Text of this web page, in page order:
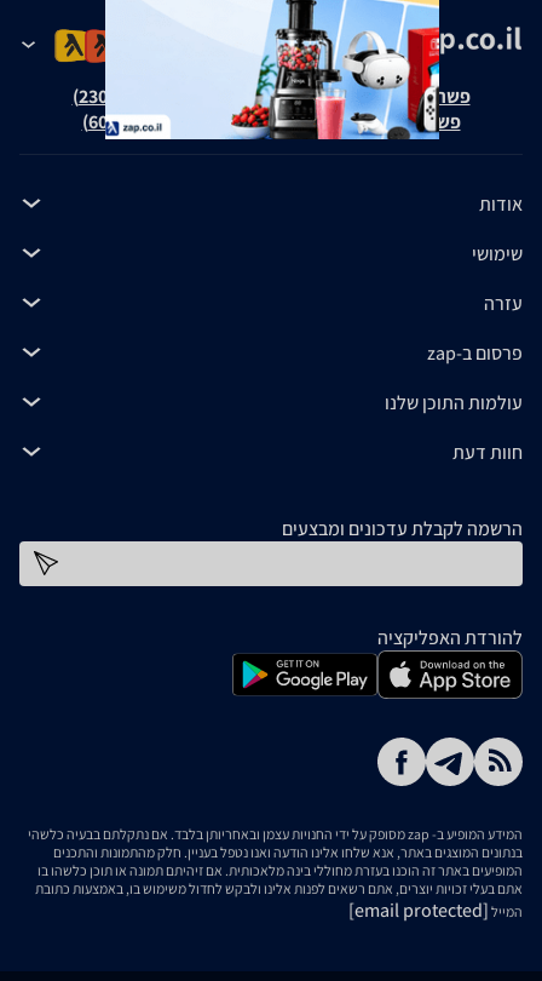
פשרה בת"צ אבנצ'יק נ' זאפ גרופ (ת"צ 23008-08-20)
פשרה בת"צ כהנים נ' זאפ גרופ (ת"צ 60371-12-19)
אודות
שימושי
עזרה
פרסום ב-zap
עולמות התוכן שלנו
חוות דעת
הרשמה לקבלת עדכונים ומבצעים
להורדת האפליקציה
המידע המופיע ב- zap מסופק על ידי החנויות עצמן ובאחריותן בלבד. אם נתקלתם בבעיה כלשהי
בנתונים המוצגים באתר, אנא שלחו אלינו הודעה ואנו נטפל בעניין. חלק מהתמונות והתכנים
המופיעים באתר זה הוכנו בעזרת מחוללי בינה מלאכותית. אם זיהיתם תמונה או תוכן כלשהו בו
אתם בעלי זכויות יוצרים, אתם רשאים לפנות אלינו ולבקש לחדול משימוש בו, באמצעות כתובת
המייל [email protected]